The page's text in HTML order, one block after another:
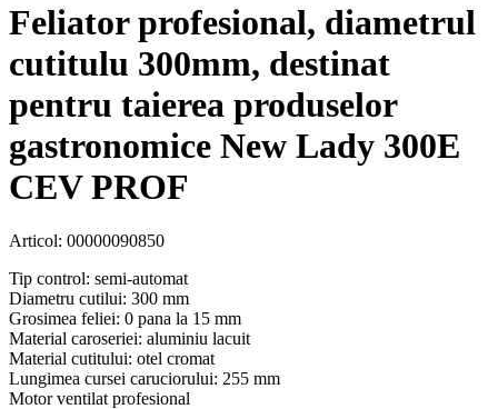
Feliator profesional, diametrul
cutitulu 300mm, destinat
pentru taierea produselor
gastronomice New Lady 300E
CEV PROF
Articol: 00000090850
Tip control: semi-automat
Diametru cutilui: 300 mm
Grosimea feliei: 0 pana la 15 mm
Material caroseriei: aluminiu lacuit
Material cutitului: otel cromat
Lungimea cursei caruciorului: 255 mm
Motor ventilat profesional